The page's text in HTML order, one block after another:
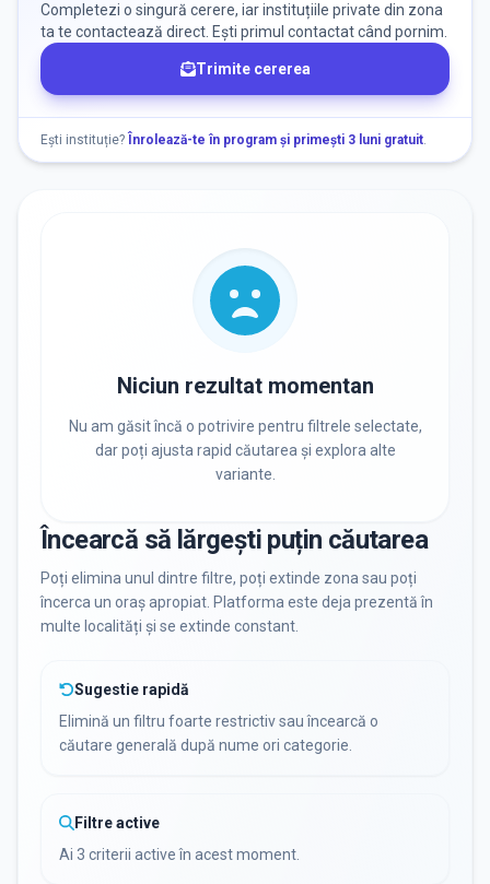
TIP INSTITUȚIE
After School
ORAȘ / ZONĂ Găsește lângă mine
Nu există informații despre locuri libere
RECRUTARE
PRIVAT / DE STAT
Toate De stat
Toate Filtrele
Completezi o singură cerere, iar instituțiile private din zona
ta te contactează direct. Ești primul contactat când pornim.
Trimite cererea
Ești instituție? Înrolează-te în program și primești 3 luni gratuit.
Niciun rezultat momentan
Nu am găsit încă o potrivire pentru filtrele selectate,
dar poți ajusta rapid căutarea și explora alte
variante.
Încearcă să lărgești puțin căutarea
Poți elimina unul dintre filtre, poți extinde zona sau poți
încerca un oraș apropiat. Platforma este deja prezentă în
multe localități și se extinde constant.
Sugestie rapidă
Elimină un filtru foarte restrictiv sau încearcă o
căutare generală după nume ori categorie.
Filtre active
Ai 3 criterii active în acest moment.